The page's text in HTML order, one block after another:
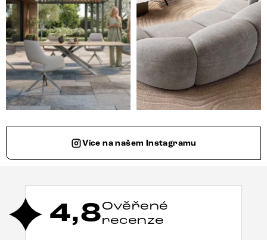
Více na našem Instagramu
4,8Ověřené
recenze